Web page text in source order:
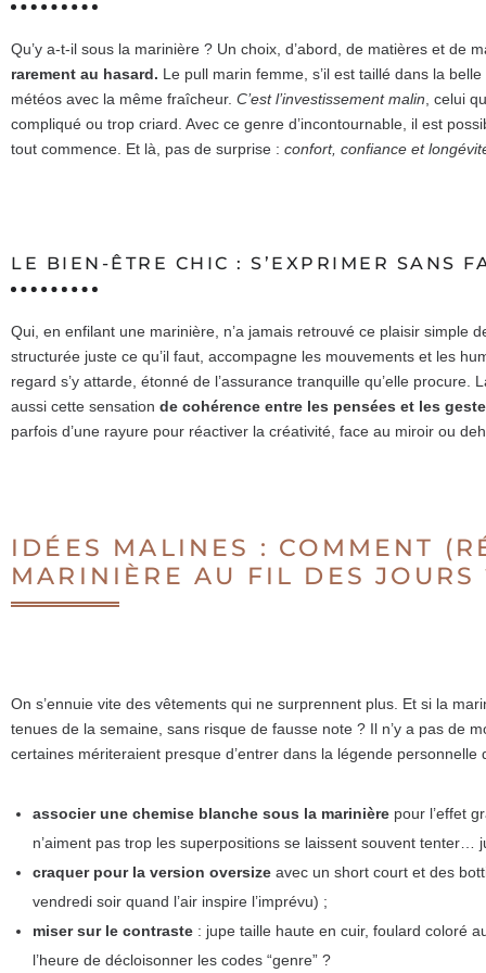
Qu’y a-t-il sous la marinière ? Un choix, d’abord, de matières et de
rarement au hasard. Le pull marin femme, s’il est taillé dans la
météos avec la même fraîcheur. C’est l’investissement malin , celui
compliqué ou trop criard. Avec ce genre d’incontournable, il est
tout commence. Et là, pas de surprise : confort, confiance et
LE BIEN-ÊTRE CHIC : S’EXPRIMER SANS
Qui, en enfilant une marinière, n’a jamais retrouvé ce plaisir simple
structurée juste ce qu’il faut, accompagne les mouvements et les
regard s’y attarde, étonné de l’assurance tranquille qu’elle procure.
aussi cette sensation de cohérence entre les pensées et les
parfois d’une rayure pour réactiver la créativité, face au miroir ou
IDÉES MALINES : COMMENT
MARINIÈRE AU FIL DES JOURS
On s’ennuie vite des vêtements qui ne surprennent plus. Et si la
tenues de la semaine, sans risque de fausse note ? Il n’y a pas de
certaines mériteraient presque d’entrer dans la légende personnelle
associer une chemise blanche sous la marinière pour l’effet
n’aiment pas trop les superpositions se laissent souvent tenter…
craquer pour la version oversize avec un short court et des
vendredi soir quand l’air inspire l’imprévu) ;
miser sur le contraste : jupe taille haute en cuir, foulard coloré
l’heure de décloisonner les codes “genre” ?